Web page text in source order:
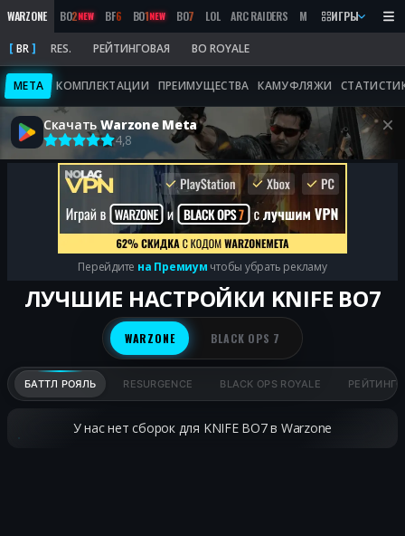
WARZONE BO2NEW BF6 BO1NEW BO7 LOL ARC RAIDERS MW 2019 MARATHON
ИГРЫ
BR RES. РЕЙТИНГОВАЯ BO ROYALE
META КОМПЛЕКТАЦИИ ПРЕИМУЩЕСТВА КАМУФЛЯЖИ
Скачать Warzone Meta
4,8
Перейдите на Премиум чтобы убрать рекламу
ЛУЧШИЕ НАСТРОЙКИ KNIFE BO7
WARZONE BLACK OPS 7
БАТТЛ РОЯЛЬ RESURGENCE BLACK OPS ROYALE
У нас нет сборок для KNIFE BO7 в Warzone